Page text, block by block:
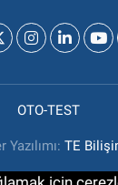
OTO-TEST
Yazılımı: TE